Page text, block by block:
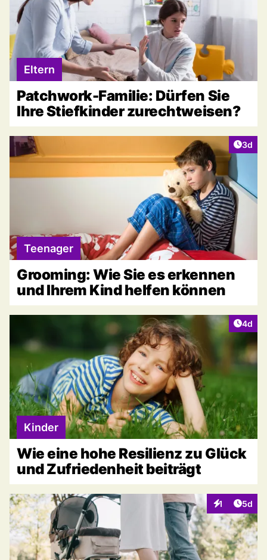
Eltern
Patchwork-Familie: Dürfen Sie
Ihre Stiefkinder zurechtweisen?
3d
Teenager
Grooming: Wie Sie es erkennen
und Ihrem Kind helfen können
4d
Kinder
Wie eine hohe Resilienz zu Glück
und Zufriedenheit beiträgt
1
Interaktionen
5d